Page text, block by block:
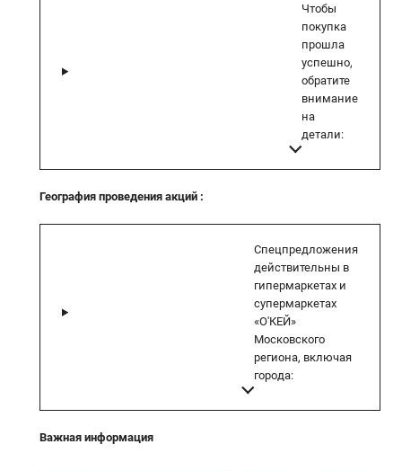
Чтобы
покупка
прошла
успешно,
обратите
внимание
на
детали:
География проведения акций :
Спецпредложения
действительны в
гипермаркетах и
супермаркетах
«О'КЕЙ»
Московского
региона, включая
города:
Важная информация